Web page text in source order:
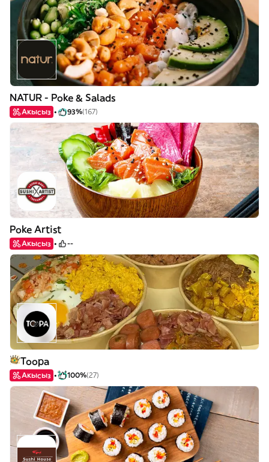
NATUR - Poke & Salads
Акысыз 93%(167)
Poke Artist
Акысыз --
Toopa
Акысыз 100%(27)